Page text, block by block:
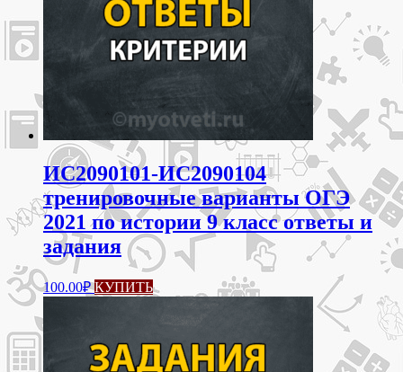
ИС2090101-ИС2090104
тренировочные варианты ОГЭ
2021 по истории 9 класс ответы и
задания
100.00₽ КУПИТЬ